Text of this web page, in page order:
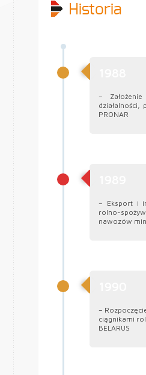
Historia
–
działalności,
PRONAR
– Eksport i
rolno-
nawozów
–
ciągnikami
BELARUS